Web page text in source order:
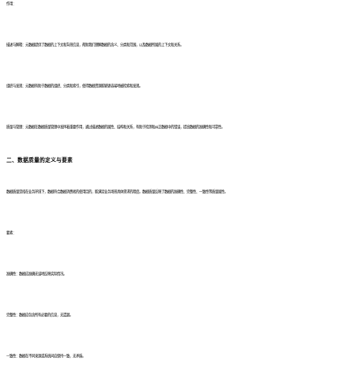
作用：
描述与解释：元数据提供了数据的上下文和背景信息，帮助我们理解数据的含义、分类和范围，以及数据所属的上下文和关系。
组织与发现：元数据有助于数据的组织、分类和索引，使得数据资源能够更容易地被检索和发现。
质量与管理：元数据在数据质量管理中发挥着重要作用，通过描述数据的属性、结构和关系，有助于检测和纠正数据中的错误，提高数据的准确性和可靠性。
二、数据质量的定义与要素
数据质量是指在业务环境下，数据符合数据消费者的使用目的，能满足业务场景具体需求的程度。数据质量反映了数据的准确性、完整性、一致性等质量属性。
要素：
准确性：数据应准确无误地反映实际情况。
完整性：数据应包含所有必要的信息，无遗漏。
一致性：数据在不同来源或系统间应保持一致，无矛盾。